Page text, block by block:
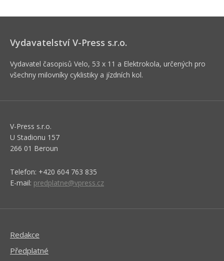
Vydavatelství V-Press s.r.o.
Vydavatel časopisů Velo, 53 x 11 a Elektrokola, určených pro
všechny milovníky cyklistiky a jízdních kol.
V-Press s.r.o.
U Stadionu 157
266 01 Beroun
Telefon: +420 604 763 835
E-mail: predplatne@vpress.cz
Redakce
Předplatné